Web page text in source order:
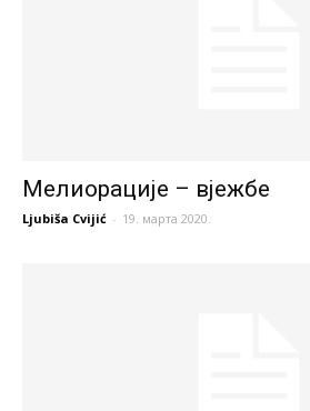
Мелиорације – вјежбе
Ljubiša Cvijić - 19. марта 2020.